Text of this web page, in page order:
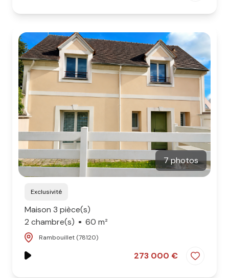
7 photos
Exclusivité
Maison 3 pièce(s)
2 chambre(s)
60 m²
Rambouillet (78120)
273 000 €